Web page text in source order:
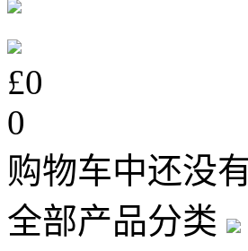
£0
0
购物车中还没
全部产品分类